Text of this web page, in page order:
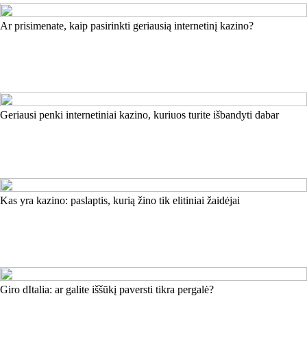
Ar prisimenate, kaip pasirinkti geriausią internetinį kazino?
Geriausi penki internetiniai kazino, kuriuos turite išbandyti dabar
Kas yra kazino: paslaptis, kurią žino tik elitiniai žaidėjai
Giro dItalia: ar galite iššūkį paversti tikra pergalė?